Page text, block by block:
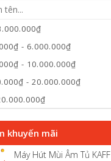
- 6.000.000₫
- 10.000.000₫
- 20.000.000₫
khuyến mãi
Máy Hút Mùi Âm Tủ KAFF